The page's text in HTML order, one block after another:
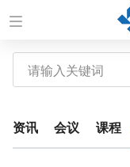
资讯 会议 课程